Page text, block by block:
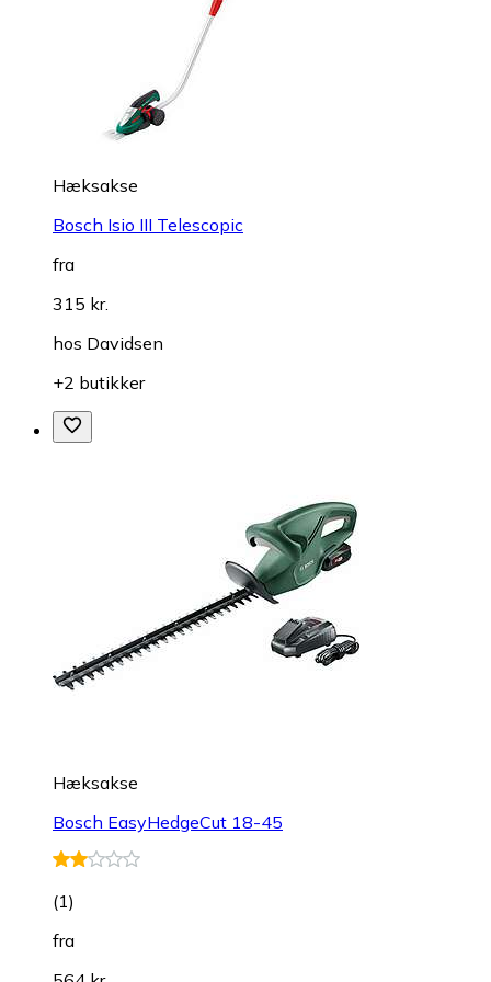
Hæksakse
Bosch Isio III Telescopic
fra
315 kr.
hos Davidsen
+2 butikker
Hæksakse
Bosch EasyHedgeCut 18-45
(1)
fra